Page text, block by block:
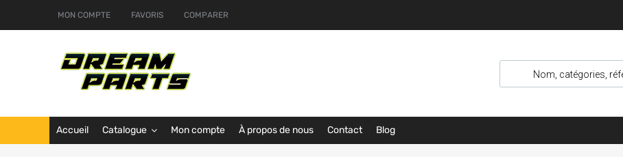
MON COMPTE FAVORIS COMPARER
Accueil Catalogue Mon compte À propos de nous Contact Blog